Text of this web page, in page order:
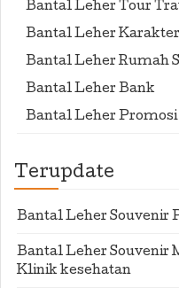
Bantal Leher Tour
Bantal Leher Karakter
Bantal Leher Rumah
Bantal Leher Bank
Bantal Leher Promosi
Terupdate
Bantal Leher Souvenir
Bantal Leher Souvenir
Klinik kesehatan